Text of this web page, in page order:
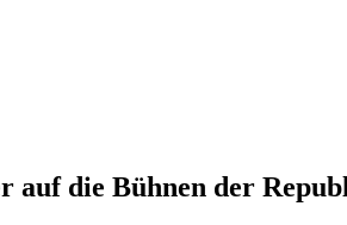
auf die Bühnen der